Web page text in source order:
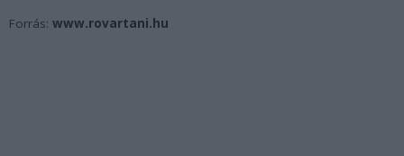
Forrás: www.rovartani.hu